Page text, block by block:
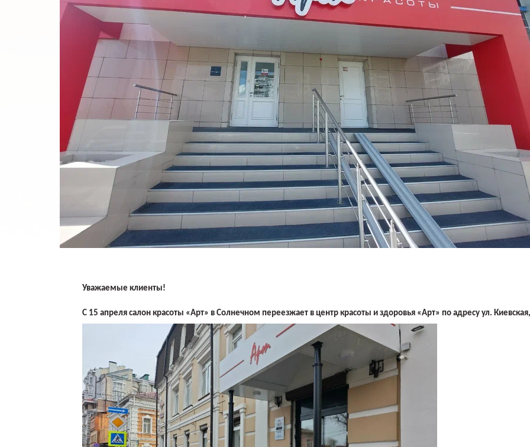
Уважаемые клиенты!
С 15 апреля салон красоты «Арт» в Солнечном переезжает в центр красоты и здоровья «Арт» по адресу ул.